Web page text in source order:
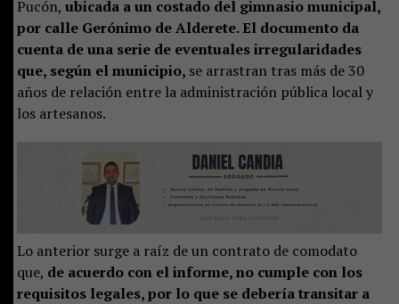
Pucón, ubicada a un costado del gimnasio municipal,
por calle Gerónimo de Alderete. El documento da
cuenta de una serie de eventuales irregularidades
que, según el municipio, se arrastran tras más de 30
años de relación entre la administración pública local y
los artesanos.
Lo anterior surge a raíz de un contrato de comodato
que, de acuerdo con el informe, no cumple con los
requisitos legales, por lo que se debería transitar a